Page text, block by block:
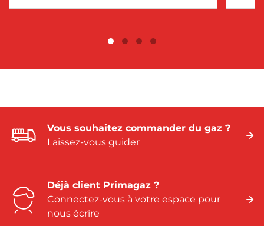
Vous souhaitez commander du gaz ?
Laissez-vous guider
Déjà client Primagaz ?
Connectez-vous à votre espace pour
nous écrire